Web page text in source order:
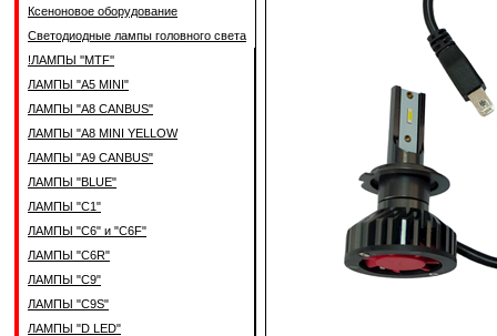
Ксеноновое оборудование
Светодиодные лампы головного света
!ЛАМПЫ ''MTF''
ЛАМПЫ "A5 MINI"
ЛАМПЫ "A8 CANBUS"
ЛАМПЫ "A8 MINI YELLOW
ЛАМПЫ "A9 CANBUS"
ЛАМПЫ "BLUE"
ЛАМПЫ "C1"
ЛАМПЫ "C6" и "C6F"
ЛАМПЫ "C6R"
ЛАМПЫ "C9"
ЛАМПЫ "C9S"
ЛАМПЫ "D LED"